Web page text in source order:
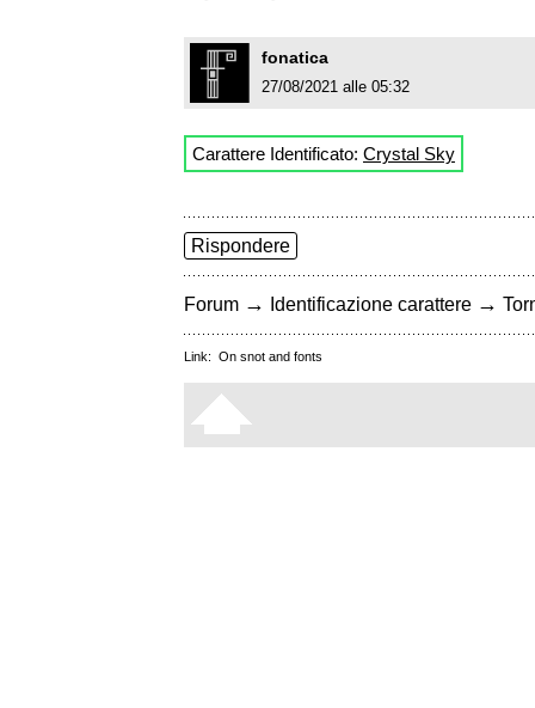
fonatica
27/08/2021 alle 05:32
Carattere Identificato: Crystal Sky
Rispondere
Forum → Identificazione carattere →
Link: On snot and fonts